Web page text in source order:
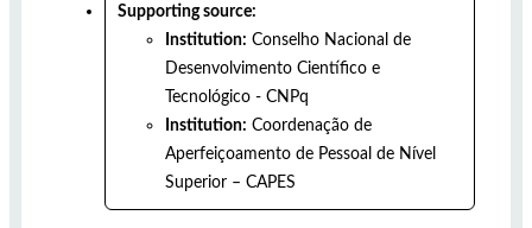
Supporting source:
Institution: Conselho Nacional de
Desenvolvimento Científico e
Tecnológico - CNPq
Institution: Coordenação de
Aperfeiçoamento de Pessoal de Nível
Superior – CAPES